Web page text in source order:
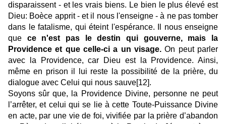
disparaissent - et les vrais biens. Le bien le plus élevé est
Dieu: Boèce apprit - et il nous l'enseigne - à ne pas tomber
dans le fatalisme, qui éteint l'espérance. Il nous enseigne
que ce n'est pas le destin qui gouverne, mais la
Providence et que celle-ci a un visage. On peut parler
avec la Providence, car Dieu est la Providence. Ainsi,
même en prison il lui reste la possibilité de la prière, du
dialogue avec Celui qui nous sauve[12].
Soyons sûr que, la Providence Divine, personne ne peut
l’arrêter, et celui qui se lie à cette Toute-Puissance Divine
en acte, par une vie de foi, vivifiée par la prière d’abandon